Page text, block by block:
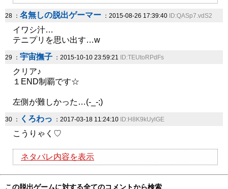
28 ： 名無しの脱出ゲーマー ：2015-08-26 17:39:40 ID:QASp7.vdS2
イワシ汁…
テニプリを思い出す…w
29 ： 宇宙撫子 ：2015-10-10 23:59:21 ID:TEUtoRPdFs
クリア♪
１END制覇です☆
左側が難しかった…(-_-;)
30 ： くろわっ ：2017-03-18 11:24:10 ID:H8K9kUylGE
こうりゃく♡
ネタバレ内容を表示
この脱出ゲームに対する全てのコメントから検索